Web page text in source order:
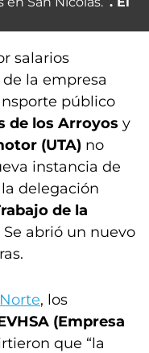
salarios
la empresa
público
de los Arroyos y
(UTA) no
instancia de
delegación
de la
Se abrió un nuevo
, los
(Empresa
que “la